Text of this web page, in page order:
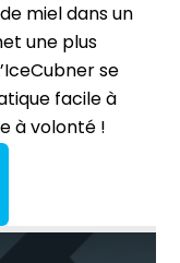
miel dans un
une plus
se
facile à
à volonté !